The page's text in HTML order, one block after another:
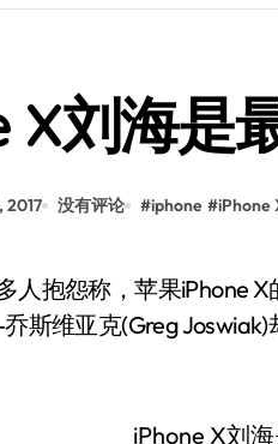
学新体验：OPPO Find X9 Pro
15：极简高效，生活新章
X刘海是
2017 没有评论 #iphone #iPhone
斯维亚克(Greg